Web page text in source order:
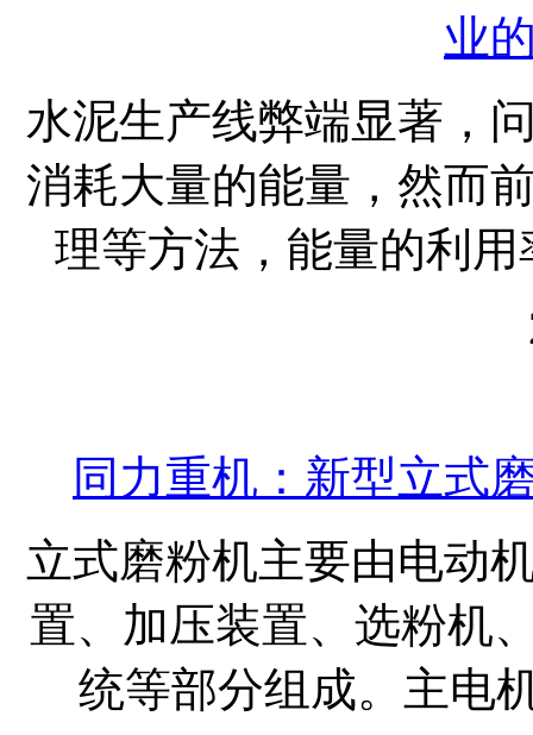
业
水泥生产线弊端显著，
消耗大量的能量，然而
理等方法，能量的利
同力重机：新型立式
立式磨粉机主要由电动
置、加压装置、选粉机
统等部分组成。主电